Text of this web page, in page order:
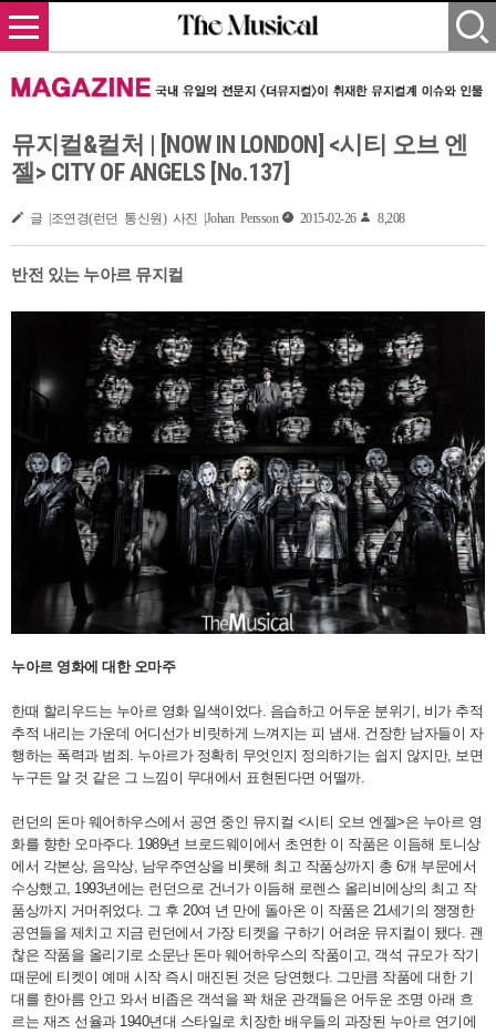
뮤지컬&컬처 | [NOW IN LONDON] <시티 오브 엔
젤> CITY OF ANGELS [No.137]
글 |조연경(런던 통신원) 사진 |Johan Persson 2015-02-26 8,208
반전 있는 누아르 뮤지컬
누아르 영화에 대한 오마주
한때 할리우드는 누아르 영화 일색이었다. 음습하고 어두운 분위기, 비가 추적
추적 내리는 가운데 어디선가 비릿하게 느껴지는 피 냄새. 건장한 남자들이 자
행하는 폭력과 범죄. 누아르가 정확히 무엇인지 정의하기는 쉽지 않지만, 보면
누구든 알 것 같은 그 느낌이 무대에서 표현된다면 어떨까.
런던의 돈마 웨어하우스에서 공연 중인 뮤지컬 <시티 오브 엔젤>은 누아르 영
화를 향한 오마주다. 1989년 브로드웨이에서 초연한 이 작품은 이듬해 토니상
에서 각본상, 음악상, 남우주연상을 비롯해 최고 작품상까지 총 6개 부문에서
수상했고, 1993년에는 런던으로 건너가 이듬해 로렌스 올리비에상의 최고 작
품상까지 거머쥐었다. 그 후 20여 년 만에 돌아온 이 작품은 21세기의 쟁쟁한
공연들을 제치고 지금 런던에서 가장 티켓을 구하기 어려운 뮤지컬이 됐다. 괜
찮은 작품을 올리기로 소문난 돈마 웨어하우스의 작품이고, 객석 규모가 작기
때문에 티켓이 예매 시작 즉시 매진된 것은 당연했다. 그만큼 작품에 대한 기
대를 한아름 안고 와서 비좁은 객석을 꽉 채운 관객들은 어두운 조명 아래 흐
르는 재즈 선율과 1940년대 스타일로 치장한 배우들의 과장된 누아르 연기에